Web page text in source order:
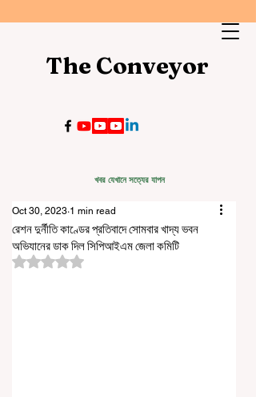
The Conveyor
খবর যেখানে সত্যের যাপন
রেশন দুর্নীতি কাণ্ডের প্রতিবাদে সোমবার খাদ্য ভবন
অভিযানের ডাক দিল সিপিআইএম জেলা কমিটি
Oct 30, 2023 1 min read
Rated NaN out of 5 stars.